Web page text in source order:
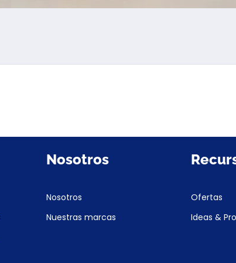
Nosotros
Nosotros
Nuestras marcas
Ofertas
Ideas &